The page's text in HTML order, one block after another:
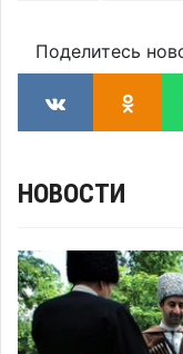
Поделитесь
НОВОСТИ